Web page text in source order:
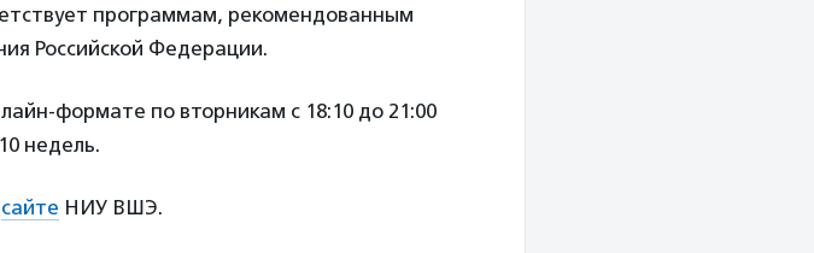
программам, рекомендованным
Российской Федерации.
формате по вторникам с 18:10 до 21:00
недель.
сайте НИУ ВШЭ.